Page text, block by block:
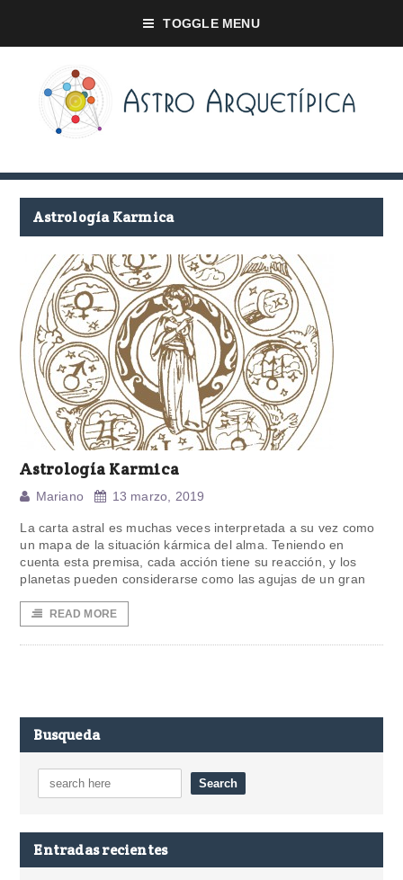
TOGGLE MENU
Astrología Karmica
Astrología Karmica
Mariano 13 marzo, 2019
La carta astral es muchas veces interpretada a su vez como
un mapa de la situación kármica del alma. Teniendo en
cuenta esta premisa, cada acción tiene su reacción, y los
planetas pueden considerarse como las agujas de un gran
READ MORE
Busqueda
Entradas recientes